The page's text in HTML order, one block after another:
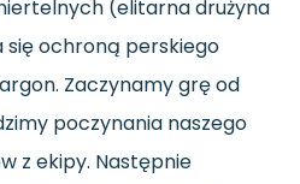
(elitarna drużyna
się ochroną perskiego
Zaczynamy grę od
poczynania naszego
z ekipy. Następnie